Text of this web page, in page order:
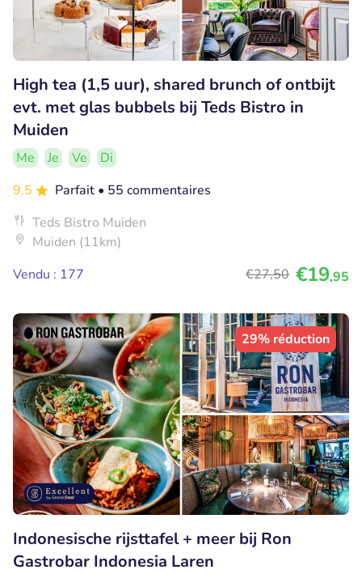
High tea (1,5 uur), shared brunch of ontbijt
evt. met glas bubbels bij Teds Bistro in
Muiden
Me Je Ve
Di
9.5
Parfait • 55 commentaires
Teds Bistro Muiden
Muiden (11km)
Vendu : 177
€27,50 €19,95
29% réduction
Indonesische rijsttafel + meer bij Ron
Gastrobar Indonesia Laren